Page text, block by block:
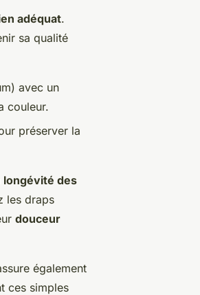
adéquat.
sa qualité
avec un
couleur.
préserver la
longévité des
les draps
douceur
également
ces simples